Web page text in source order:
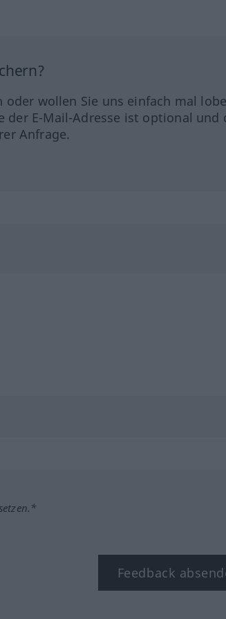
wollen Sie uns einfach mal
der E-Mail-Adresse ist optional und
Anfrage.
Feedback